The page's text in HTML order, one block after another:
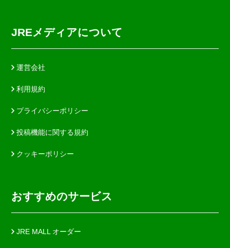
JREメディアについて
運営会社
利用規約
プライバシーポリシー
投稿機能に関する規約
クッキーポリシー
おすすめのサービス
JRE MALL オーダー